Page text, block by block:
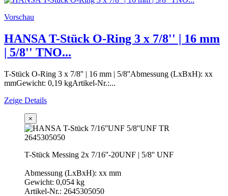
Vorschau
HANSA T-Stück O-Ring 3 x 7/8'' | 16 mm
| 5/8'' TNO...
T-Stück O-Ring 3 x 7/8'' | 16 mm | 5/8''Abmessung (LxBxH): xx
mmGewicht: 0,19 kgArtikel-Nr.:...
Zeige Details
×
T-Stück Messing 2x 7/16''-20UNF | 5/8'' UNF
Abmessung (LxBxH): xx mm
Gewicht: 0,054 kg
Artikel-Nr.: 2645305050